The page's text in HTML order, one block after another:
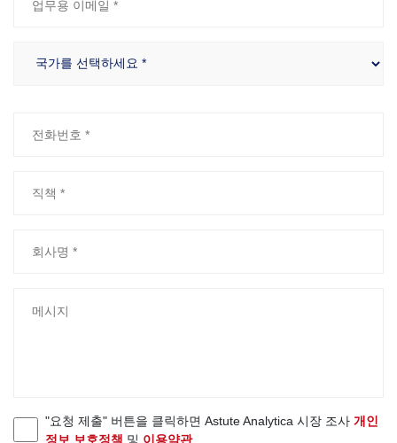
"요청 제출" 버튼을 클릭하면 Astute Analytica 시장 조사개인
정보 보호정책 및 이용약관